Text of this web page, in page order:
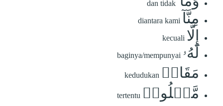
dan tidak
مِنَّآ diantara kami
إِلَّا kecuali
لَهُۥ baginya/mempunyai
مَقَامٞ kedudukan
مَّعۡلُومٞ tertentu